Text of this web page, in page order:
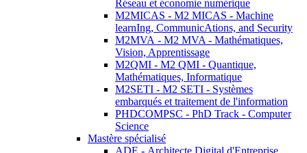
Réseau et économie numérique
M2MICAS - M2 MICAS - Machine
learnIng, CommunicAtions, and Security
M2MVA - M2 MVA - Mathématiques,
Vision, Apprentissage
M2QMI - M2 QMI - Quantique,
Mathématiques, Informatique
M2SETI - M2 SETI - Systèmes
embarqués et traitement de l'information
PHDCOMPSC - PhD Track - Computer
Science
Mastère spécialisé
ADE - Architecte Digital d'Entreprise